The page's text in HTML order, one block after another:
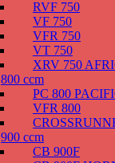
RVF 750
VF 750
VFR 750
VT 750
XRV 750
800 ccm
PC 800
VFR 800
900 ccm
CB 900F